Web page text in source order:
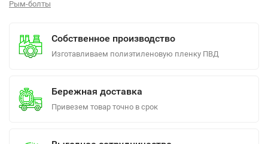
Рым-болты
Собственное производство
Изготавливаем полиэтиленовую пленку ПВД
Бережная доставка
Привезем товар точно в срок